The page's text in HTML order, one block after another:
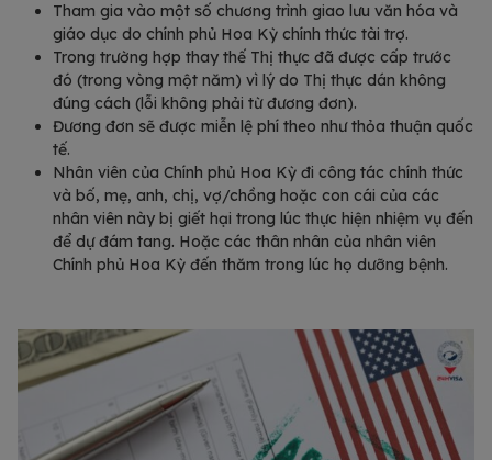
Tham gia vào một số chương trình giao lưu văn hóa và
giáo dục do chính phủ Hoa Kỳ chính thức tài trợ.
Trong trường hợp thay thế Thị thực đã được cấp trước
đó (trong vòng một năm) vì lý do Thị thực dán không
đúng cách (lỗi không phải từ đương đơn).
Đương đơn sẽ được miễn lệ phí theo như thỏa thuận quốc
tế.
Nhân viên của Chính phủ Hoa Kỳ đi công tác chính thức
và bố, mẹ, anh, chị, vợ/chồng hoặc con cái của các
nhân viên này bị giết hại trong lúc thực hiện nhiệm vụ đến
để dự đám tang. Hoặc các thân nhân của nhân viên
Chính phủ Hoa Kỳ đến thăm trong lúc họ dưỡng bệnh.